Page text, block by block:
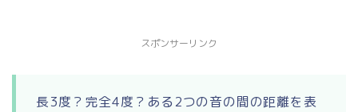
スポンサーリンク
長3度？完全4度？ある2つの音の間の距離を表